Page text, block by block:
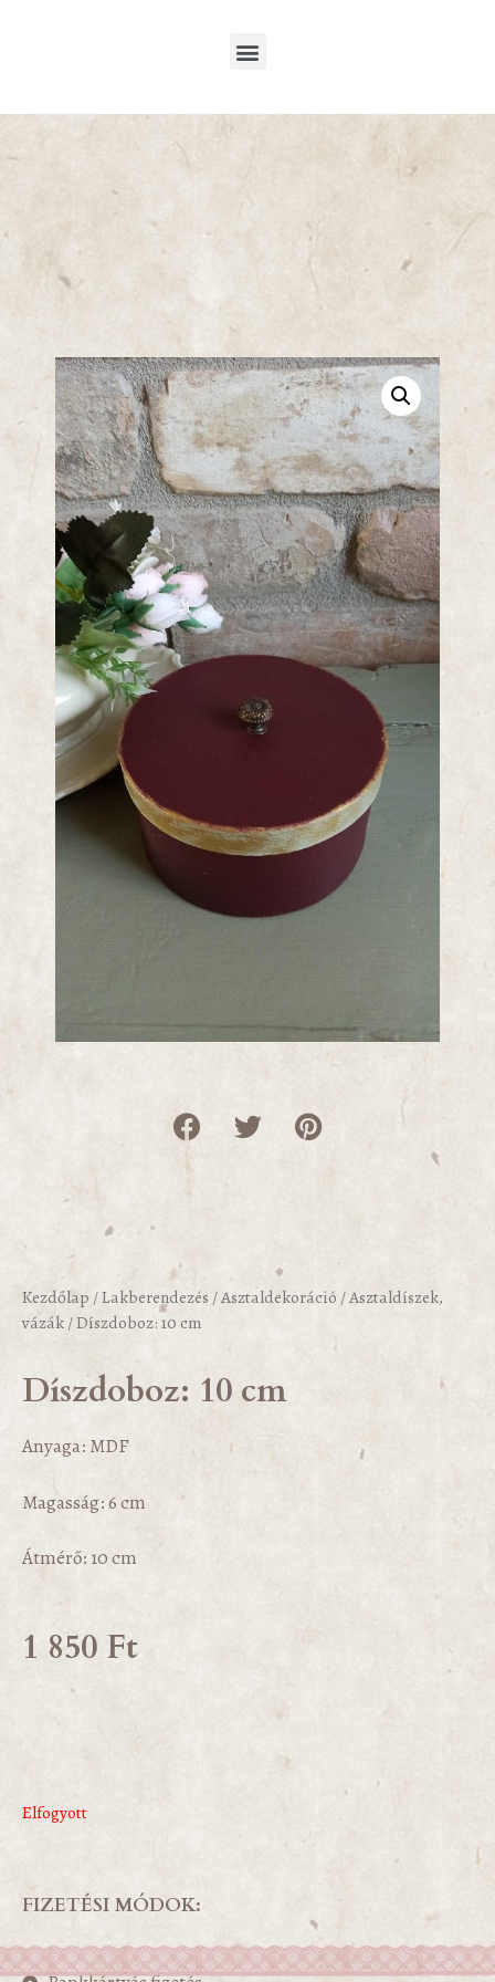
Kezdőlap /Lakberendezés /Asztaldekoráció /Asztaldíszek,
vázák/ Díszdoboz: 10 cm
Díszdoboz: 10 cm
Anyaga: MDF
Magasság: 6 cm
Átmérő: 10 cm
1 850 Ft
Elfogyott
FIZETÉSI MÓDOK: